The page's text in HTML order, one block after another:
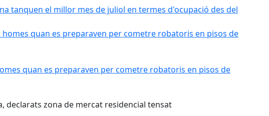
tanquen el millor mes de juliol en termes d'ocupació des del
quan es preparaven per cometre robatoris en pisos de